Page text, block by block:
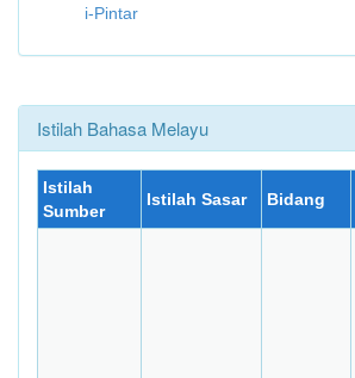
i-Pintar
Istilah Bahasa Melayu
Istilah
Sumber
Istilah Sasar Bidang